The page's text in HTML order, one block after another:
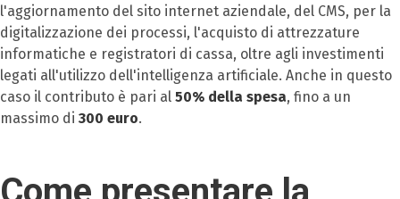
l'aggiornamento del sito internet aziendale, del CMS, per la
digitalizzazione dei processi, l'acquisto di attrezzature
informatiche e registratori di cassa, oltre agli investimenti
legati all'utilizzo dell'intelligenza artificiale. Anche in questo
caso il contributo è pari al 50% della spesa, fino a un
massimo di 300 euro.